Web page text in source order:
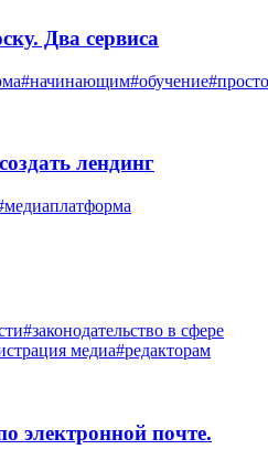
Два сервиса
#начинающим#обучение#просто
лендинг
#законодательство в сфере
медиа#редакторам
электронной почте.